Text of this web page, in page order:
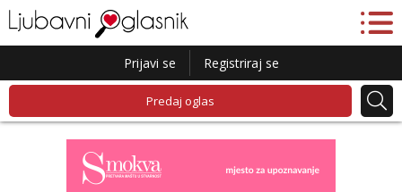
Prijavi se Registriraj se
Predaj oglas